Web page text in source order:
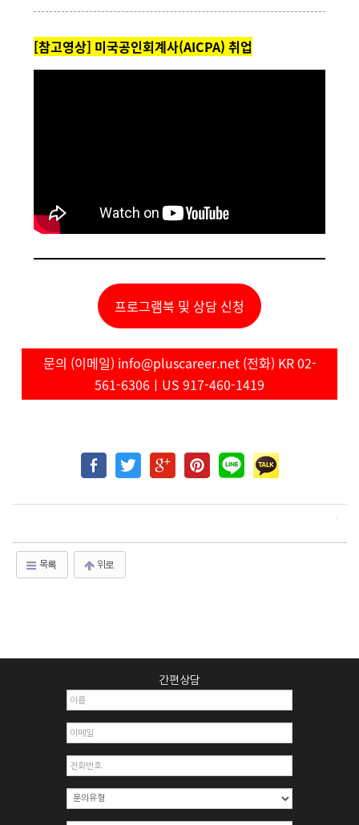
[참고영상] 미국공인회계사(AICPA) 취업
프로그램북 및 상담 신청
문의 (이메일) info@pluscareer.net (전화) KR 02-
561-6306ㅣUS 917-460-1419
목록 위로
간편상담